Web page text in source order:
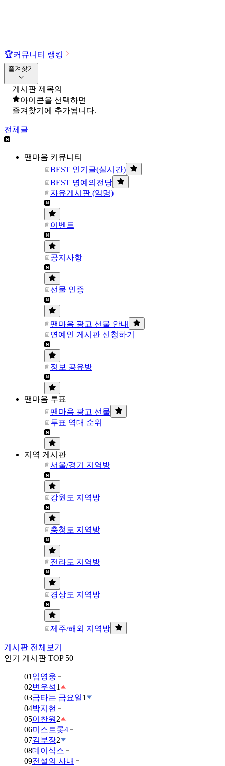
🏆커뮤니티 랭킹
즐겨찾기
게시판 제목의
아이콘을 선택하면
즐겨찾기에 추가됩니다.
전체글
팬마음 커뮤니티
BEST 인기글(실시간)
BEST 명예의전당
자유게시판 (익명)
이벤트
공지사항
선물 인증
팬마음 광고 선물 안내
연예인 게시판 신청하기
정보 공유방
팬마음 투표
팬마음 광고 선물
투표 역대 순위
지역 게시판
서울/경기 지역방
강원도 지역방
충청도 지역방
전라도 지역방
경상도 지역방
제주/해외 지역방
게시판 전체보기
인기 게시판 TOP 50
01 임영웅
02변우석1
03금타는 금요일1
04박지현
05이찬원 2
06미스트롯4
07김부장2
08데이식스
09전설의 사내